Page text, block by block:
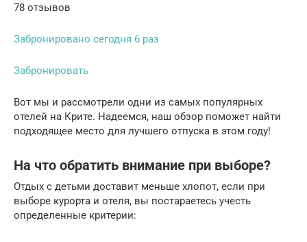
78 отзывов
Забронировано сегодня 6 раз
Забронировать
Вот мы и рассмотрели одни из самых популярных
отелей на Крите. Надеемся, наш обзор поможет найти
подходящее место для лучшего отпуска в этом году!
На что обратить внимание при выборе?
Отдых с детьми доставит меньше хлопот, если при
выборе курорта и отеля, вы постараетесь учесть
определенные критерии: